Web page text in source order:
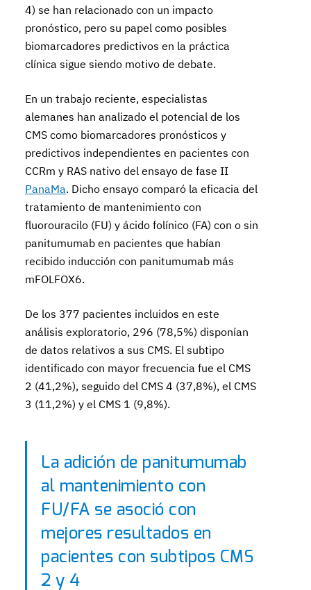
4) se han relacionado con un impacto
pronóstico, pero su papel como posibles
biomarcadores predictivos en la práctica
clínica sigue siendo motivo de debate.
En un trabajo reciente, especialistas
alemanes han analizado el potencial de los
CMS como biomarcadores pronósticos y
predictivos independientes en pacientes con
CCRm y RAS nativo del ensayo de fase II
PanaMa. Dicho ensayo comparó la eficacia del
tratamiento de mantenimiento con
fluorouracilo (FU) y ácido folínico (FA) con o sin
panitumumab en pacientes que habían
recibido inducción con panitumumab más
mFOLFOX6.
De los 377 pacientes incluidos en este
análisis exploratorio, 296 (78,5%) disponían
de datos relativos a sus CMS. El subtipo
identificado con mayor frecuencia fue el CMS
2 (41,2%), seguido del CMS 4 (37,8%), el CMS
3 (11,2%) y el CMS 1 (9,8%).
La adición de panitumumab
al mantenimiento con
FU/FA se asoció con
mejores resultados en
pacientes con subtipos CMS
2 y 4